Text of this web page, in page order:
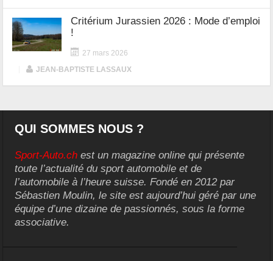
Critérium Jurassien 2026 : Mode d’emploi
!
27 mars 2026
JEAN-BAPTISTE LASSAUX
QUI SOMMES NOUS ?
Sport-Auto.ch est un magazine online qui présente
toute l’actualité du sport automobile et de
l’automobile à l’heure suisse. Fondé en 2012 par
Sébastien Moulin, le site est aujourd’hui géré par une
équipe d’une dizaine de passionnés, sous la forme
associative.